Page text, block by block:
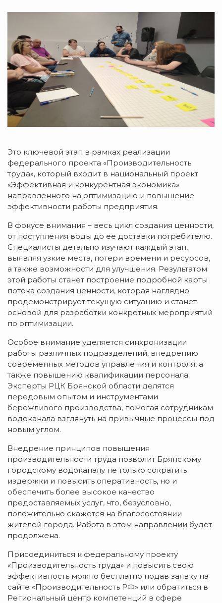
Это ключевой этап в рамках реализации
федерального проекта «Производительность
труда», который входит в национальный проект
«Эффективная и конкурентная экономика»
направленного на оптимизацию и повышение
эффективности работы предприятия.
В фокусе внимания – весь цикл создания ценности,
от поступления воды до ее доставки потребителю.
Специалисты детально изучают каждый этап,
выявляя узкие места, потери времени и ресурсов,
а также возможности для улучшения. Результатом
этой работы станет построение подробной карты
потока создания ценности, которая наглядно
продемонстрирует текущую ситуацию и станет
основой для разработки конкретных мероприятий
по оптимизации.
Особое внимание уделяется синхронизации
работы различных подразделений, внедрению
современных методов управления и контроля, а
также повышению квалификации персонала.
Эксперты РЦК Брянской области делятся
передовым опытом и инструментами
бережливого производства, помогая сотрудникам
водоканала взглянуть на привычные процессы под
новым углом.
Внедрение принципов повышения
производительности труда позволит Брянскому
городскому водоканалу не только сократить
издержки и повысить оперативность, но и
обеспечить более высокое качество
предоставляемых услуг, что, безусловно,
положительно скажется на благосостоянии
жителей города. Работа в этом направлении будет
продолжена.
Присоединиться к федеральному проекту
«Производительность труда» и повысить свою
эффективность можно бесплатно подав заявку на
сайте «Производительность РФ» или обратиться в
Региональный центр компетенций в сфере